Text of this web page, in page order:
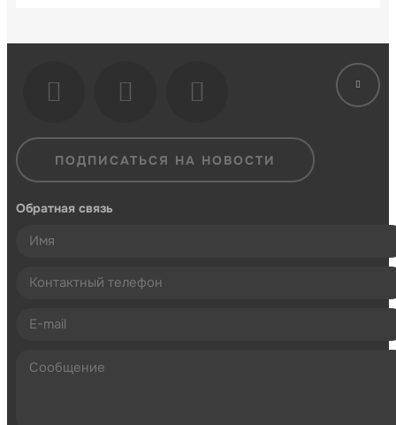
ПОДПИСАТЬСЯ НА НОВОСТИ
Обратная связь